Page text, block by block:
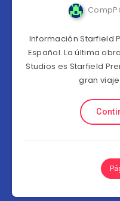
Información Starfield
Español. La última
Studios es Starfield
gran